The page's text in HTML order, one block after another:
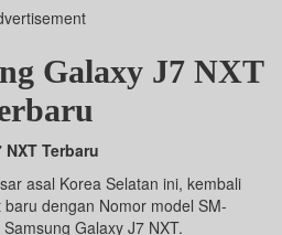
Galaxy J7 NXT
Terbaru
asal Korea Selatan ini, kembali
dengan Nomor model SM-
Galaxy J7 NXT.